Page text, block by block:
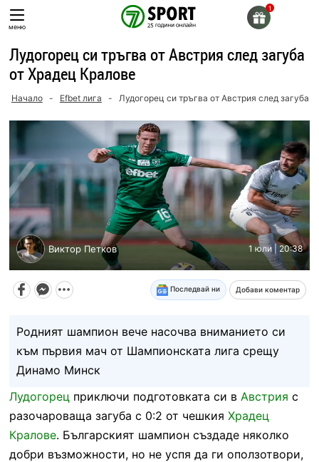
Skip
toменю
Лудогорец си тръгва от Австрия след загуба
от Храдец Кралове
Начало - Efbet лига - Лудогорец си тръгва от Австрия след загуба
Виктор Петков 1 юли | 20:38
Последвай ни Добави коментар
Родният шампион вече насочва вниманието си
към първия мач от Шампионската лига срещу
Динамо Минск
Лудогорец приключи подготовката си в Австрия с
разочароваща загуба с 0:2 от чешкия Храдец
Кралове. Българският шампион създаде няколко
добри възможности, но не успя да ги оползотвори,